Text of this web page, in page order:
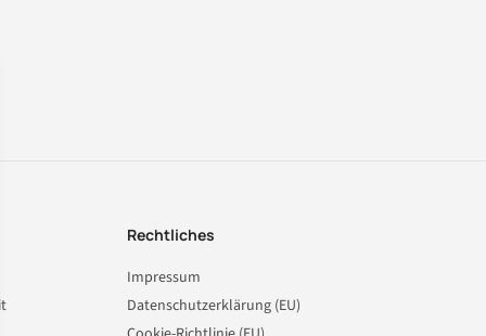
Rechtliches
Impressum
Datenschutzerklärung (EU)